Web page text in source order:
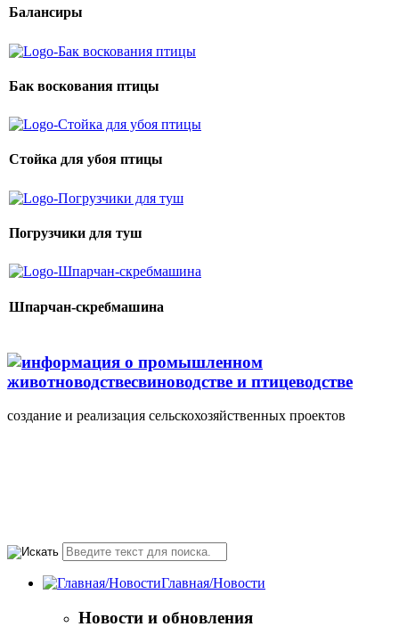
Балансиры
Бак воскования птицы
Стойка для убоя птицы
Погрузчики для туш
Шпарчан-скребмашина
создание и реализация сельскохозяйственных проектов
Главная/Новости
Новости и обновления